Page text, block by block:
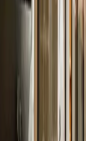
+90(242) 844-3312
Resmi Belge
Kültür ve Turizm Bakanlığı